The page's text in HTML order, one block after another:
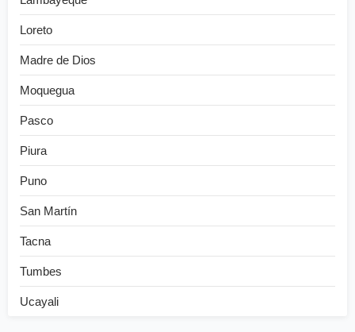
Loreto
Madre de Dios
Moquegua
Pasco
Piura
Puno
San Martín
Tacna
Tumbes
Ucayali